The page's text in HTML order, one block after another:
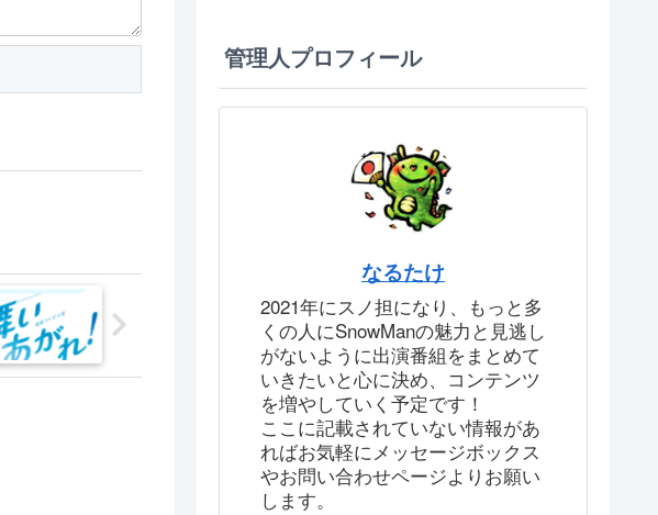
管理人プロフィール
なるたけ
2021年にスノ担になり、もっと多
くの人にSnowManの魅力と見逃し
がないように出演番組をまとめて
いきたいと心に決め、コンテンツ
を増やしていく予定です！
ここに記載されていない情報があ
ればお気軽にメッセージボックス
やお問い合わせページよりお願い
します。